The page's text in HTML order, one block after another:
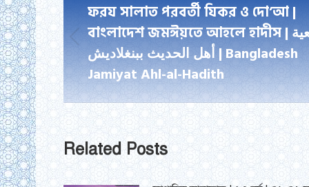
navigation
Previous
post:
ফরয সালাত পরবর্তী যিকর ও দো’আ |
বাংলাদেশ জমঈয়তে আহলে হাদীস | جمعية
أهل الحديث ببنغلاديش | Bangladesh
Jamiyat Ahl-al-Hadith
Related Posts